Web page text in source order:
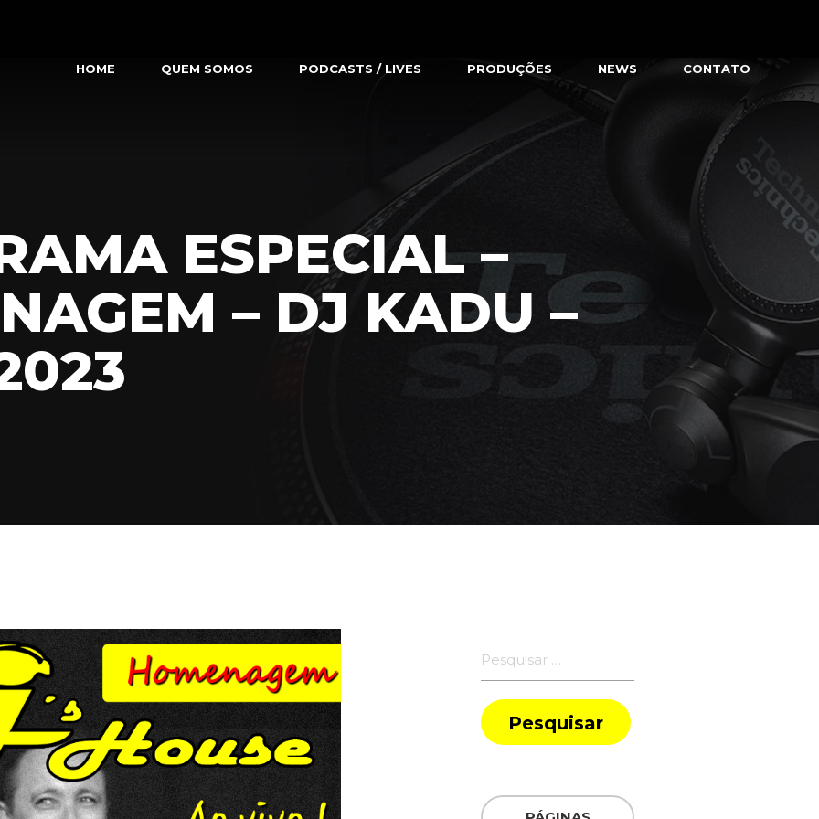
HOME QUEM SOMOS PODCASTS / LIVES PRODUÇÕES NEWS CONTATO
ESPECIAL –
– DJ KADU –
por: